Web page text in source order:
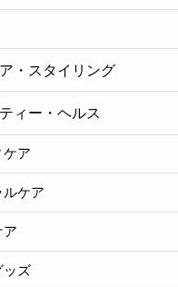
・スタイリング
ィー・ヘルス
ケア
ルケア
ア
ッズ